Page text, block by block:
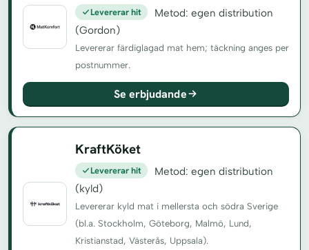
Levererar hit
Metod: egen distribution
(Gordon)
Levererar färdiglagad mat hem; täckning anges per
postnummer.
Se erbjudande
KraftKöket
Levererar hit
Metod: egen distribution
(kyld)
Levererar kyld mat i mellersta och södra Sverige
(bl.a. Stockholm, Göteborg, Malmö, Lund,
Kristianstad, Västerås, Uppsala).